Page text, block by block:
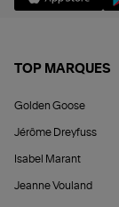
TOP MARQUES
Golden Goose
Jérôme Dreyfuss
Isabel Marant
Jeanne Vouland